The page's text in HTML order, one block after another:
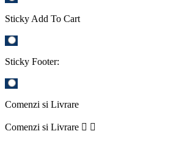
Sticky Add To Cart
Sticky Footer:
Comenzi si Livrare
Comenzi si Livrare  